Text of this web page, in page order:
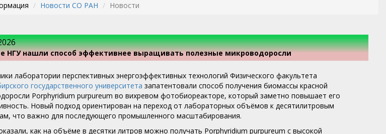
Новости СО РАН Новости
НГУ нашли способ эффективнее выращивать полезные микроводоросли
лаборатории перспективных энергоэффективных технологий Физического факультета
государственного университета запатентовали способ получения биомассы красной
Porphyridium purpureum во вихревом фотобиореакторе, который заметно повышает его
Новый подход ориентирован на переход от лабораторных объёмов к десятилитровым
что важно для последующего промышленного масштабирования.
как на объёме в десятки литров можно получать Porphyridium purpureum с высокой